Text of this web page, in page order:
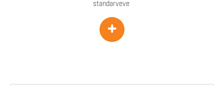
standarveve
+